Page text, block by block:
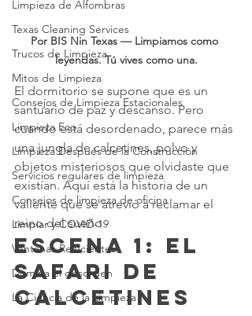
Limpieza de Alfombras
Texas Cleaning Services
Trucos de Limpieza
Mitos de Limpieza
Consejos de Limpieza Estacionales
Limpieza Eco
Limpieza Después de la Construcción
Servicios regulares de limpieza
Consejos de limpieza de oficina
Limpiar y COVID-19
Ventanas Relucientes
Domina el desorden
La Ciencia de la Limpieza
Por BIS Nin Texas — Limpiamos como
leyendas. Tú vives como una.
El dormitorio se supone que es un
santuario de paz y descanso. Pero
cuando está desordenado, parece más
una jungla de calcetines, polvo y
objetos misteriosos que olvidaste que
existían. Aquí está la historia de un
valiente que se atrevió a reclamar el
reino del sueño.
Escena 1: El
safari de
calcetines